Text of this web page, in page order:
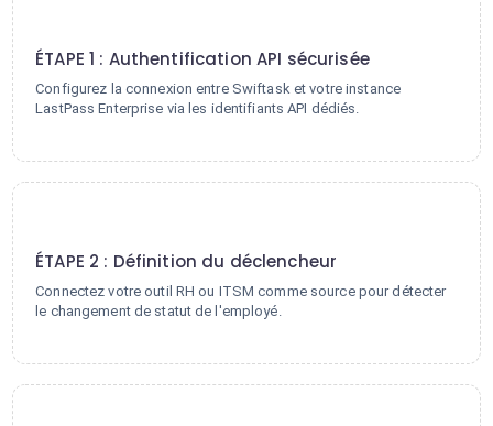
ÉTAPE 1 : Authentification API sécurisée
Configurez la connexion entre Swiftask et votre instance
LastPass Enterprise via les identifiants API dédiés.
ÉTAPE 2 : Définition du déclencheur
Connectez votre outil RH ou ITSM comme source pour détecter
le changement de statut de l'employé.